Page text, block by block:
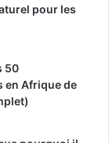
pour les
50
en Afrique de